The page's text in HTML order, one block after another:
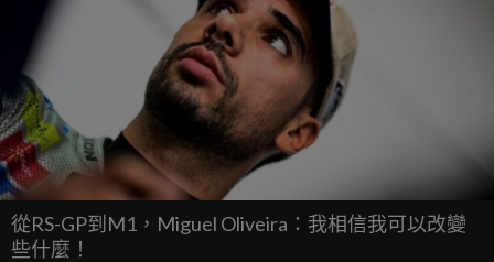
從RS-GP到M1，Miguel Oliveira：我相信我可以改變
些什麼！